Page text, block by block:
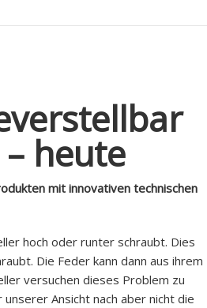
heute
mit innovativen technischen
hoch oder runter schraubt. Dies
Die Feder kann dann aus ihrem
versuchen dieses Problem zu
Ansicht nach aber nicht die